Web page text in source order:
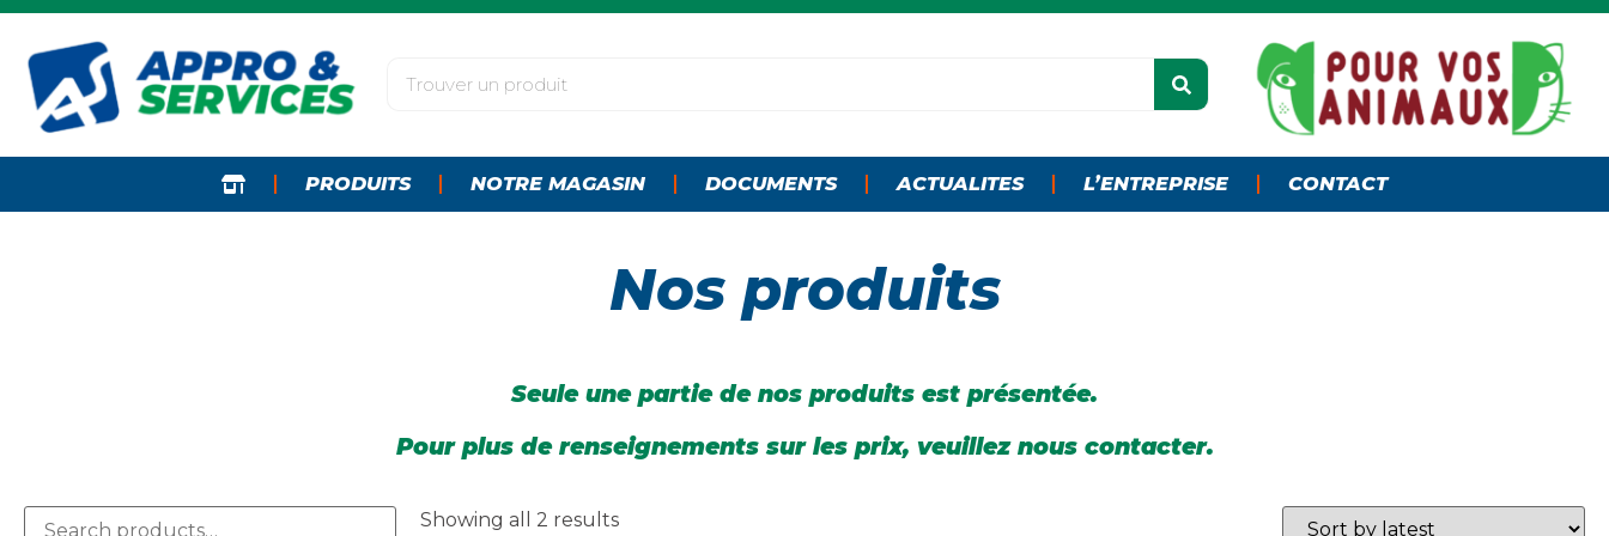
PRODUITS NOTRE MAGASIN DOCUMENTS ACTUALITES L’ENTREPRISE CONTACT
Nos produits
Seule une partie de nos produits est présentée.
Pour plus de renseignements sur les prix, veuillez nous contacter.
Showing all 2 results